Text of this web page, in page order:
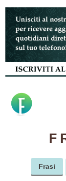
Vai
contenuto
Frasi